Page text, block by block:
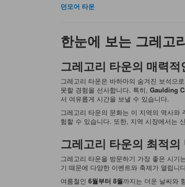
던모어 타운
한눈에 보는 그레고
그레고리 타운의 매력적
그레고리 타운은 바하마의 숨겨진 보석으
못할 경험을 선사합니다. 특히, Gaulding
서 여유롭게 시간을 보낼 수 있습니다.
그레고리 타운의 문화는 이 지역의 역사
험할 수 있습니다. 또한, 지역 시장에서는
그레고리 타운의 최적의
그레고리 타운을 방문하기 가장 좋은 시기
기 때문에 다양한 이벤트와 축제가 열립니
여름철인 6월부터 8월까지는 더운 날씨와